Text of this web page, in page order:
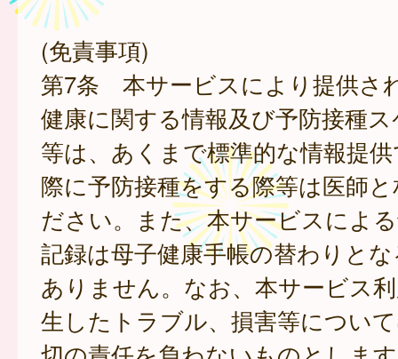
(免責事項)
第7条 本サービスにより提供さ
健康に関する情報及び予防接種
等は、あくまで標準的な情報提
際に予防接種をする際等は医師
ださい。また、本サービスによ
記録は母子健康手帳の替わりと
ありません。なお、本サービス
生したトラブル、損害等につい